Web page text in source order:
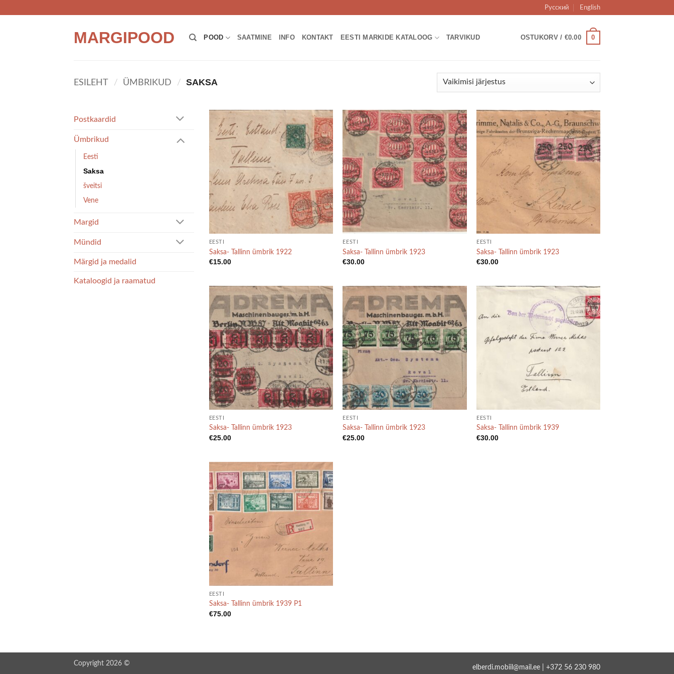
Русский English
MARGIPOOD POOD SAATMINE INFO KONTAKT EESTI MARKIDE KATALOOG TARVIKUD OSTUKORV / €0.00 0
ESILEHT / ÜMBRIKUD / SAKSA
Postkaardid
Ümbrikud
Eesti
Saksa
šveitsi
Vene
Margid
Mündid
Märgid ja medalid
Kataloogid ja raamatud
EESTI
Saksa- Tallinn ümbrik 1922
€15.00
EESTI
Saksa- Tallinn ümbrik 1923
€30.00
EESTI
Saksa- Tallinn ümbrik 1923
€30.00
EESTI
Saksa- Tallinn ümbrik 1923
€25.00
EESTI
Saksa- Tallinn ümbrik 1923
€25.00
EESTI
Saksa- Tallinn ümbrik 1939
€30.00
EESTI
Saksa- Tallinn ümbrik 1939 P1
€75.00
elberdi.mobiil@mail.ee +372 56 230 980
Copyright 2026 ©